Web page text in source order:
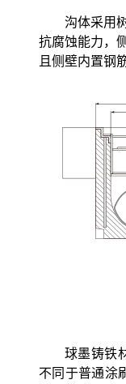
沟体采用
抗腐蚀能力，
且侧壁内置钢
球墨铸铁
不同于普通涂